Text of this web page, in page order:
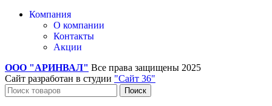
Компания
О компании
Контакты
Акции
ООО "АРИНВАЛ" Все права защищены 2025
Сайт разработан в студии "Сайт 36"
Поиск